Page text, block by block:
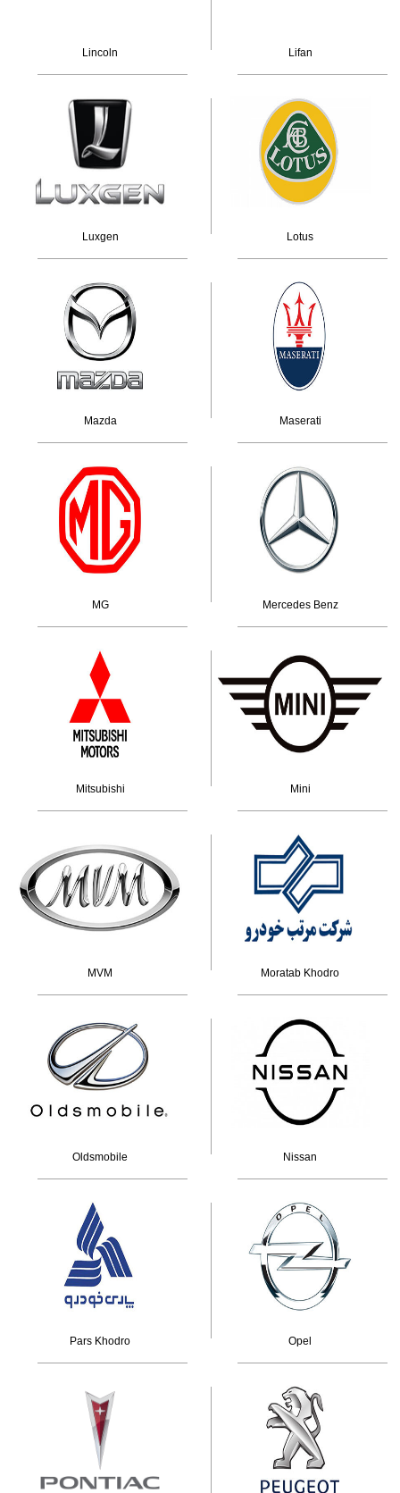
Lifan
Lincoln
Lotus
Luxgen
Maserati
Mazda
Mercedes Benz
MG
Mini
Mitsubishi
Moratab Khodro
MVM
Nissan
Oldsmobile
Opel
Pars Khodro